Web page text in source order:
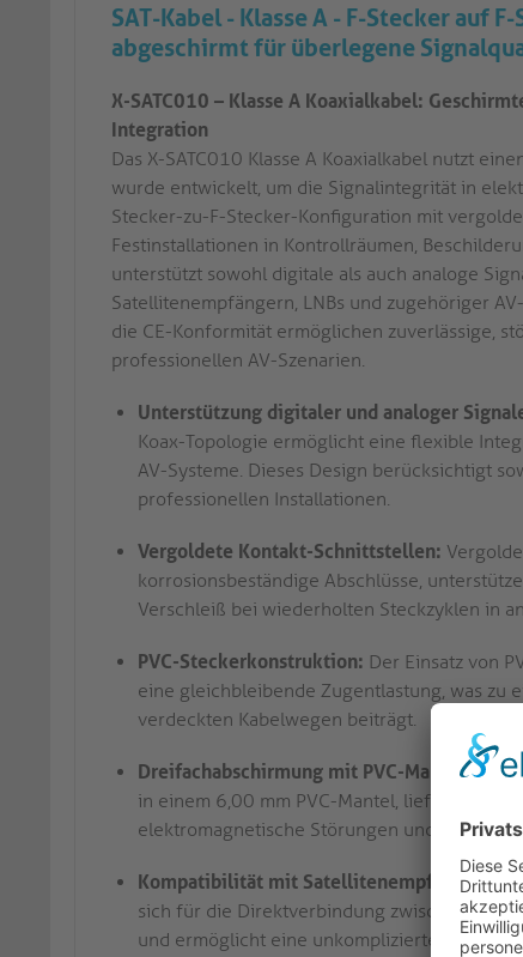
SAT-Kabel - Klasse A - F-Stecker auf
abgeschirmt für überlegene
X-SATC010 – Klasse A Koaxialkabel:
Integration
Das X-SATC010 Klasse A Koaxialkabel nutzt
wurde entwickelt, um die Signalintegrität in
Stecker-zu-F-Stecker-Konfiguration mit
Festinstallationen in Kontrollräumen,
unterstützt sowohl digitale als auch analoge
Satellitenempfängern, LNBs und zugehöriger
die CE-Konformität ermöglichen zuverlässige,
professionellen AV-Szenarien.
Unterstützung digitaler und analoger
Koax-Topologie ermöglicht eine flexible
AV-Systeme. Dieses Design berücksichtigt
professionellen Installationen.
Vergoldete Kontakt-Schnittstellen:
korrosionsbeständige Abschlüsse,
Verschleiß bei wiederholten Steckzyklen in
PVC-Steckerkonstruktion: Der Einsatz von
eine gleichbleibende Zugentlastung, was zu
verdeckten Kabelwegen beiträgt.
Dreifachabschirmung mit PVC-Mantel:
in einem 6,00 mm PVC-Mantel, liefern eine
elektromagnetische Störungen und
Kompatibilität mit Satellitenempfängern
sich für die Direktverbindung zwischen
und ermöglicht eine unkomplizierte